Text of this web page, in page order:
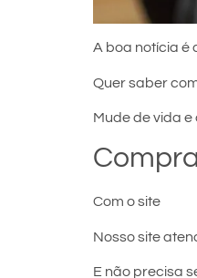
A boa notícia é
Quer saber
Mude de vida
Com o site
Nosso site
E não precisa